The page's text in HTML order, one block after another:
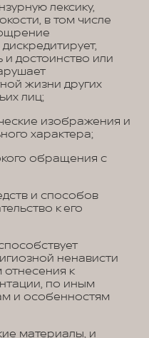
лексику,
в том числе
и достоинство или
жизни других
лиц;
изображения и
характера;
обращения с
и способов
к его
ненависти
к
по иным
и особенностям
материалы, и